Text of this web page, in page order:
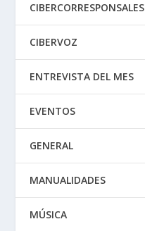
CIBERCORRESPONSALES
CIBERVOZ
ENTREVISTA DEL MES
EVENTOS
GENERAL
MANUALIDADES
MÚSICA